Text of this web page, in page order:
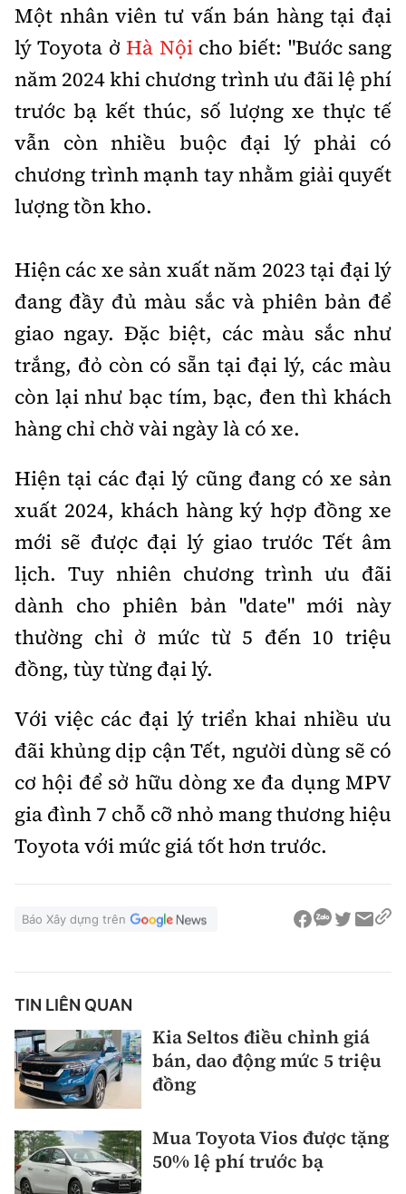
Một nhân viên tư vấn bán hàng tại đại
lý Toyota ởHà Nộicho biết: "Bước sang
năm 2024 khi chương trình ưu đãi lệ phí
trước bạ kết thúc, số lượng xe thực tế
vẫn còn nhiều buộc đại lý phải có
chương trình mạnh tay nhằm giải quyết
lượng tồn kho.
Hiện các xe sản xuất năm 2023 tại đại lý
đang đầy đủ màu sắc và phiên bản để
giao ngay. Đặc biệt, các màu sắc như
trắng, đỏ còn có sẵn tại đại lý, các màu
còn lại như bạc tím, bạc, đen thì khách
hàng chỉ chờ vài ngày là có xe.
Hiện tại các đại lý cũng đang có xe sản
xuất 2024, khách hàng ký hợp đồng xe
mới sẽ được đại lý giao trước Tết âm
lịch. Tuy nhiên chương trình ưu đãi
dành cho phiên bản "date" mới này
thường chỉ ở mức từ 5 đến 10 triệu
đồng, tùy từng đại lý.
Với việc các đại lý triển khai nhiều ưu
đãi khủng dịp cận Tết, người dùng sẽ có
cơ hội để sở hữu dòng xe đa dụng MPV
gia đình 7 chỗ cỡ nhỏ mang thương hiệu
Toyota với mức giá tốt hơn trước.
Báo Xây dựng trên
TIN LIÊN QUAN
Kia Seltos điều chỉnh giá
bán, dao động mức 5 triệu
đồng
Mua Toyota Vios được tặng
50% lệ phí trước bạ